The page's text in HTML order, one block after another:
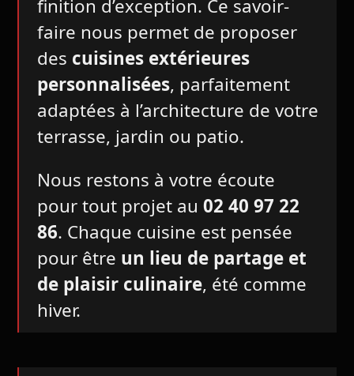
finition d’exception. Ce savoir-
faire nous permet de proposer
des cuisines extérieures
personnalisées, parfaitement
adaptées à l’architecture de votre
terrasse, jardin ou patio.
Nous restons à votre écoute
pour tout projet au 02 40 97 22
86. Chaque cuisine est pensée
pour être un lieu de partage et
de plaisir culinaire, été comme
hiver.